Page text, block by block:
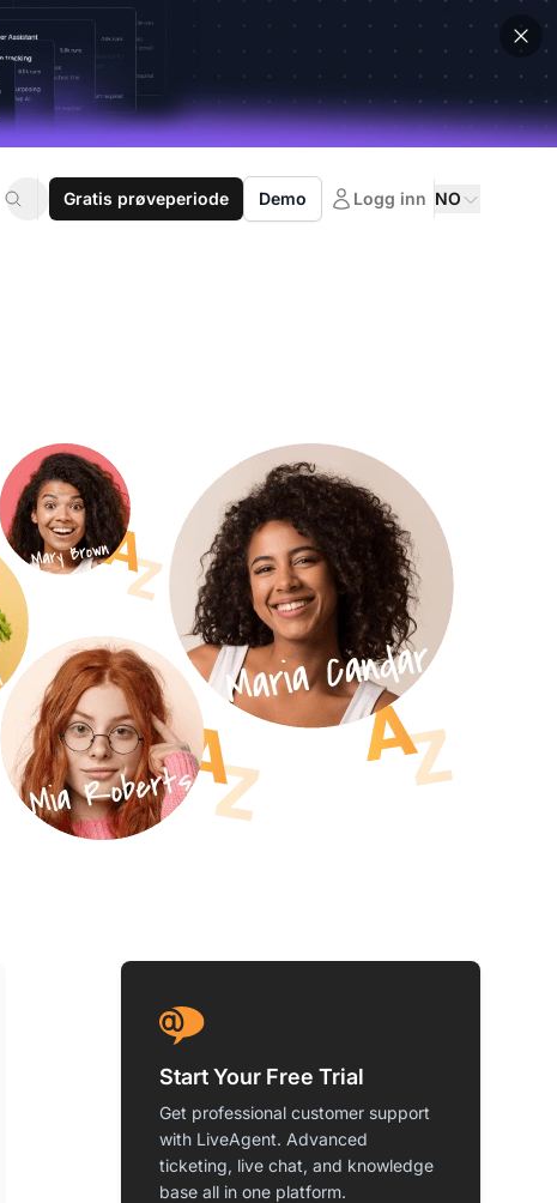
Gratis prøveperiode Demo Logg inn NO
Start Your Free Trial
Get professional customer support
with LiveAgent. Advanced
ticketing, live chat, and knowledge
base all in one platform.